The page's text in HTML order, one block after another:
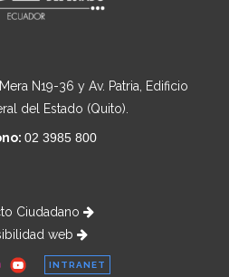
N19-36 y Av. Patria, Edificio
del Estado (Quito).
02 3985 800
Ciudadano
web
INTRANET